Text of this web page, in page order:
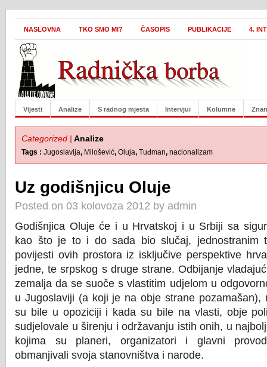
NASLOVNA TKO SMO MI? ČASOPIS PUBLIKACIJE 4.
Vijesti Analize S radnog mjesta Intervjui Kolumne
Categorized | Analize
Tags : Jugoslavija, Milošević, Oluja, Tuđman, nacionalizam
Uz godišnjicu Oluje
Posted on 03 kolovoza 2012 by admin
Godišnjica Oluje će i u Hrvatskoj i u Srbiji sa
kao što je to i do sada bio slučaj, jednostranim
povijesti ovih prostora iz isključive perspektive
jedne, te srpskog s druge strane. Odbijanje
zemalja da se suoče s vlastitim udjelom u
u Jugoslaviji (a koji je na obje strane pozamašan),
su bile u opoziciji i kada su bile na vlasti, obje
sudjelovale u širenju i održavanju istih onih, u
kojima su planeri, organizatori i glavni
obmanjivali svoja stanovništva i narode.